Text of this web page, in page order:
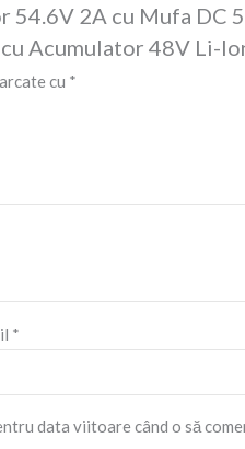
2A cu Mufa DC
Acumulator 48V Li-
cu *
*
data viitoare când o să